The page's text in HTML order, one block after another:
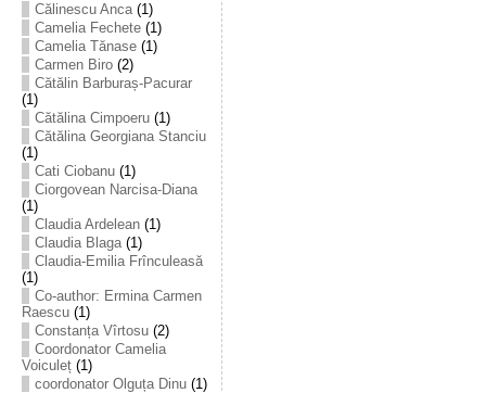
Călinescu Anca(1)
Camelia Fechete(1)
Camelia Tănase(1)
Carmen Biro(2)
Cătălin Barburaș-Pacurar
(1)
Cătălina Cimpoeru(1)
Cătălina Georgiana Stanciu
(1)
Cati Ciobanu(1)
Ciorgovean Narcisa-Diana
(1)
Claudia Ardelean(1)
Claudia Blaga(1)
Claudia-Emilia Frînculeasă
(1)
Co-author: Ermina Carmen
Raescu(1)
Constanța Vîrtosu(2)
Coordonator Camelia
Voiculeț(1)
coordonator Olguța Dinu(1)